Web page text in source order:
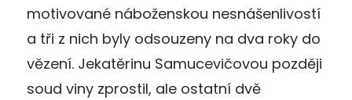
motivované náboženskou nesnášenlivostí
a tři z nich byly odsouzeny na dva roky do
vězení. Jekatěrinu Samucevičovou později
soud viny zprostil, ale ostatní dvě